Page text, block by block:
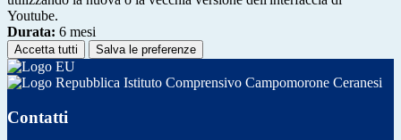
Youtube.
Durata: 6 mesi
Accetta tutti Salva le preferenze
Istituto Comprensivo Campomorone Ceranesi
Contatti